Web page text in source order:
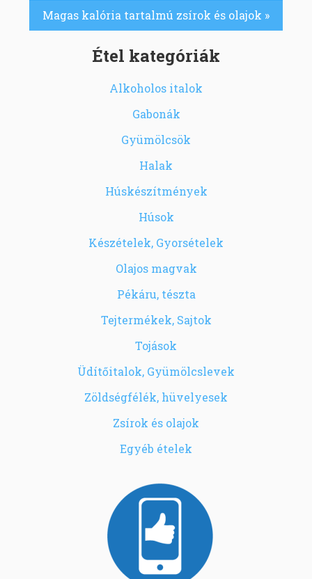
Magas kalória tartalmú zsírok és olajok »
Étel kategóriák
Alkoholos italok
Gabonák
Gyümölcsök
Halak
Húskészítmények
Húsok
Készételek, Gyorsételek
Olajos magvak
Pékáru, tészta
Tejtermékek, Sajtok
Tojások
Üdítőitalok, Gyümölcslevek
Zöldségfélék, hüvelyesek
Zsírok és olajok
Egyéb ételek